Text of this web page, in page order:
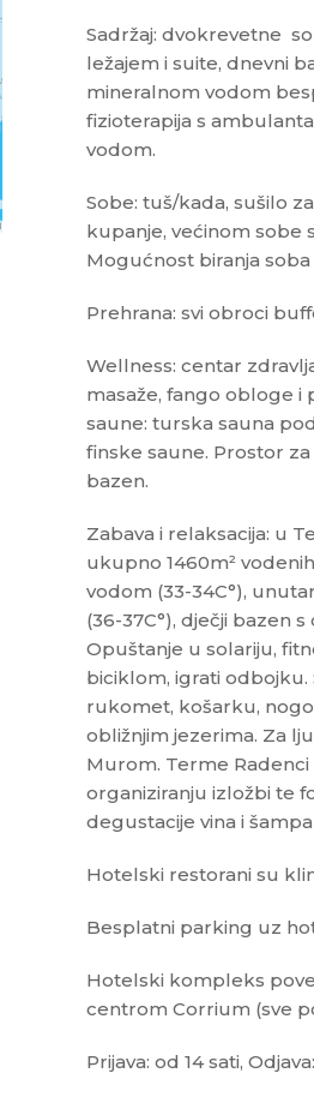
Sadržaj: dvokrevetne
ležajem i suite, dnevni
mineralnom vodom
fizioterapija s
vodom.
Sobe: tuš/kada, sušilo
kupanje, većinom sobe
Mogućnost biranja soba
Prehrana: svi obroci
Wellness: centar
masaže, fango obloge i
saune: turska sauna
finske saune. Prostor
bazen.
Zabava i relaksacija: u
ukupno 1460m²
vodom (33-34C°),
(36-37C°), dječji bazen
Opuštanje u solariju,
biciklom, igrati odbojku.
rukomet, košarku,
obližnjim jezerima. Za
Murom. Terme
organiziranju izložbi te
degustacije vina i
Hotelski restorani su
Besplatni parking uz
Hotelski kompleks
centrom Corrium (sve
Prijava: od 14 sati,